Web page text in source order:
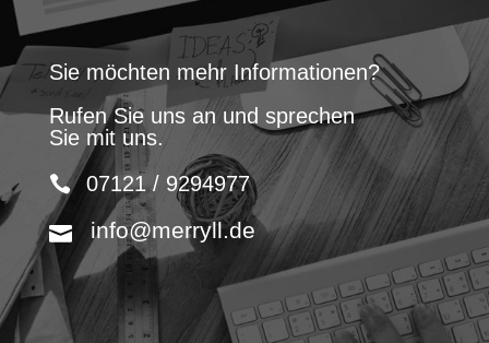
Sie möchten mehr Informationen?
Rufen Sie uns an und sprechen
Sie mit uns.
07121 / 9294977
info@merryll.de